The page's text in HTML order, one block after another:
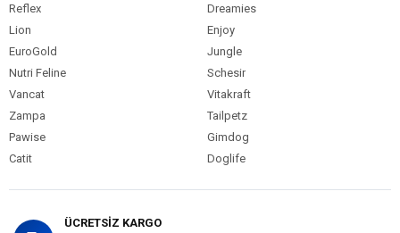
Reflex
Dreamies
Lion
Enjoy
EuroGold
Jungle
Nutri Feline
Schesir
Vancat
Vitakraft
Zampa
Tailpetz
Pawise
Gimdog
Catit
Doglife
ÜCRETSİZ KARGO